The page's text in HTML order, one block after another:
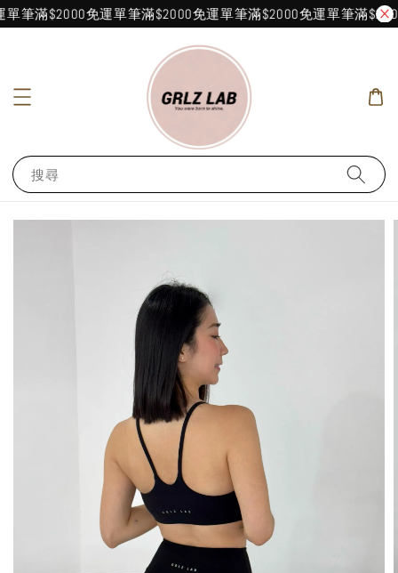
筆滿$2000免運單筆滿$2000免運單筆滿$2000免運單筆滿
搜尋